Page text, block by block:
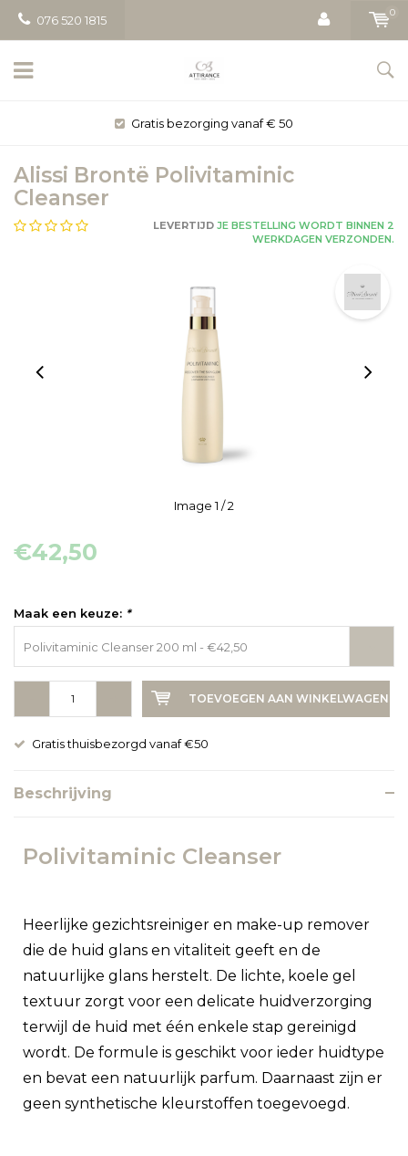
076 520 1815
0
Gratis bezorging vanaf € 50
Alissi Brontë Polivitaminic
Cleanser
LEVERTIJD JE BESTELLING WORDT BINNEN 2
WERKDAGEN VERZONDEN.
Image1 / 2
€42,50
Maak een keuze: *
Polivitaminic Cleanser 200 ml - €42,50
TOEVOEGEN AAN WINKELWAGEN
Gratis thuisbezorgd vanaf €50
Beschrijving
Polivitaminic Cleanser
Heerlijke gezichtsreiniger en make-up remover
die de huid glans en vitaliteit geeft en de
natuurlijke glans herstelt. De lichte, koele gel
textuur zorgt voor een delicate huidverzorging
terwijl de huid met één enkele stap gereinigd
wordt. De formule is geschikt voor ieder huidtype
en bevat een natuurlijk parfum. Daarnaast zijn er
geen synthetische kleurstoffen toegevoegd.